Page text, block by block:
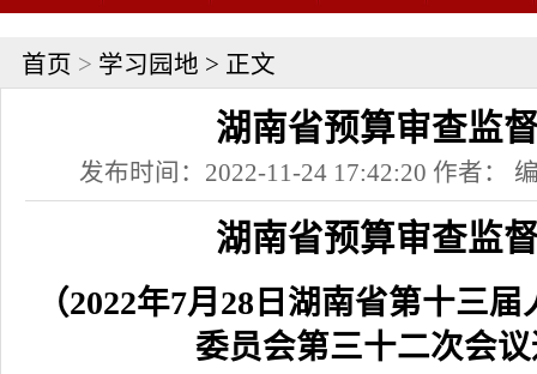
首页 > 学习园地 > 正文
湖南省预算审查监
发布时间：2022-11-24 17:42:20 作者：
湖南省预算审查监
（2022年7月28日湖南省第十三
委员会第三十二次会